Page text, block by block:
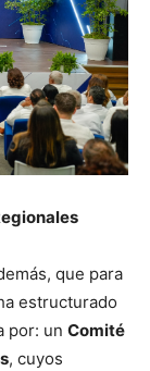
que para
estructurado
por: un Comité
, cuyos